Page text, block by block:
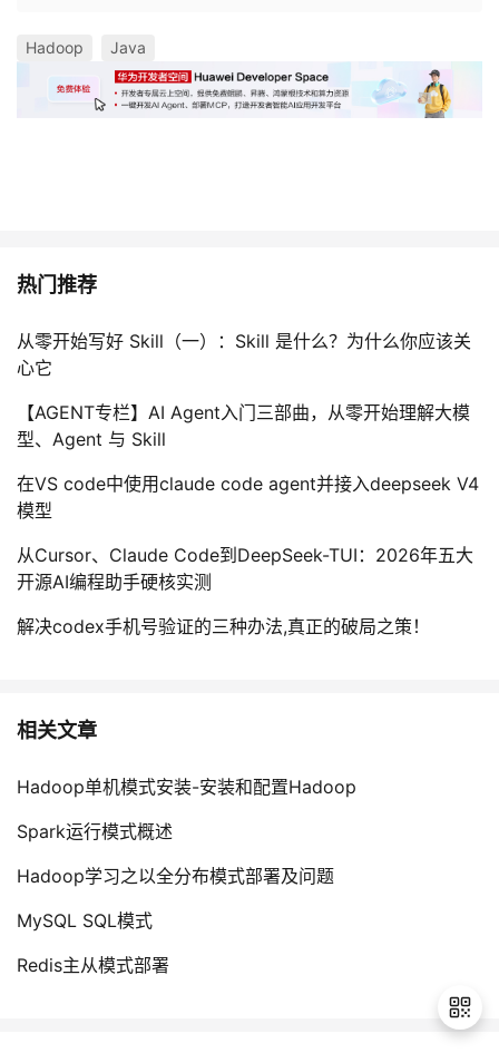
Hadoop Java
热门推荐
从零开始写好 Skill（一）：Skill 是什么？为什么你应该关
心它
【AGENT专栏】AI Agent入门三部曲，从零开始理解大模
型、Agent 与 Skill
在VS code中使用claude code agent并接入deepseek V4
模型
从Cursor、Claude Code到DeepSeek-TUI：2026年五大
开源AI编程助手硬核实测
解决codex手机号验证的三种办法,真正的破局之策！
相关文章
Hadoop单机模式安装-安装和配置Hadoop
Spark运行模式概述
Hadoop学习之以全分布模式部署及问题
MySQL SQL模式
Redis主从模式部署